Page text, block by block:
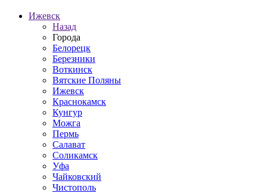
Ижевск
Назад
Города
Белорецк
Березники
Воткинск
Вятские Поляны
Ижевск
Краснокамск
Кунгур
Можга
Пермь
Салават
Соликамск
Уфа
Чайковский
Чистополь